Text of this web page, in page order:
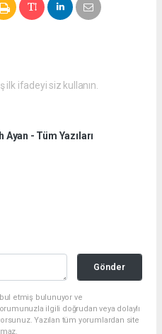
ilk ifadeyi siz kullanın.
Ayan - Tüm Yazıları
Gönder
etmiş bulunuyor ve
ilgili doğrudan veya dolaylı
Yazılan tüm yorumlardan site